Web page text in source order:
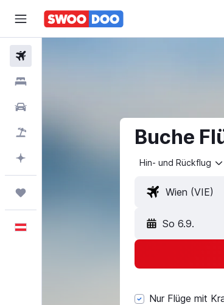
Buche
Hin- und Rückflug
So 6.9.
Nur Flüge mit